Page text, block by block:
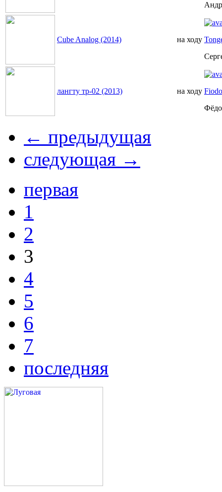
Cube Analog (2014) на ходу
лангту тр-02 (2013) на ходу
← предыдущая
следующая →
первая
1
2
3
4
5
6
7
последняя